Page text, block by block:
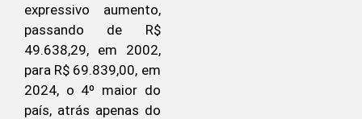
expressivo aumento,
passando de R$
49.638,29, em 2002,
para R$ 69.839,00, em
2024, o 4º maior do
país, atrás apenas do